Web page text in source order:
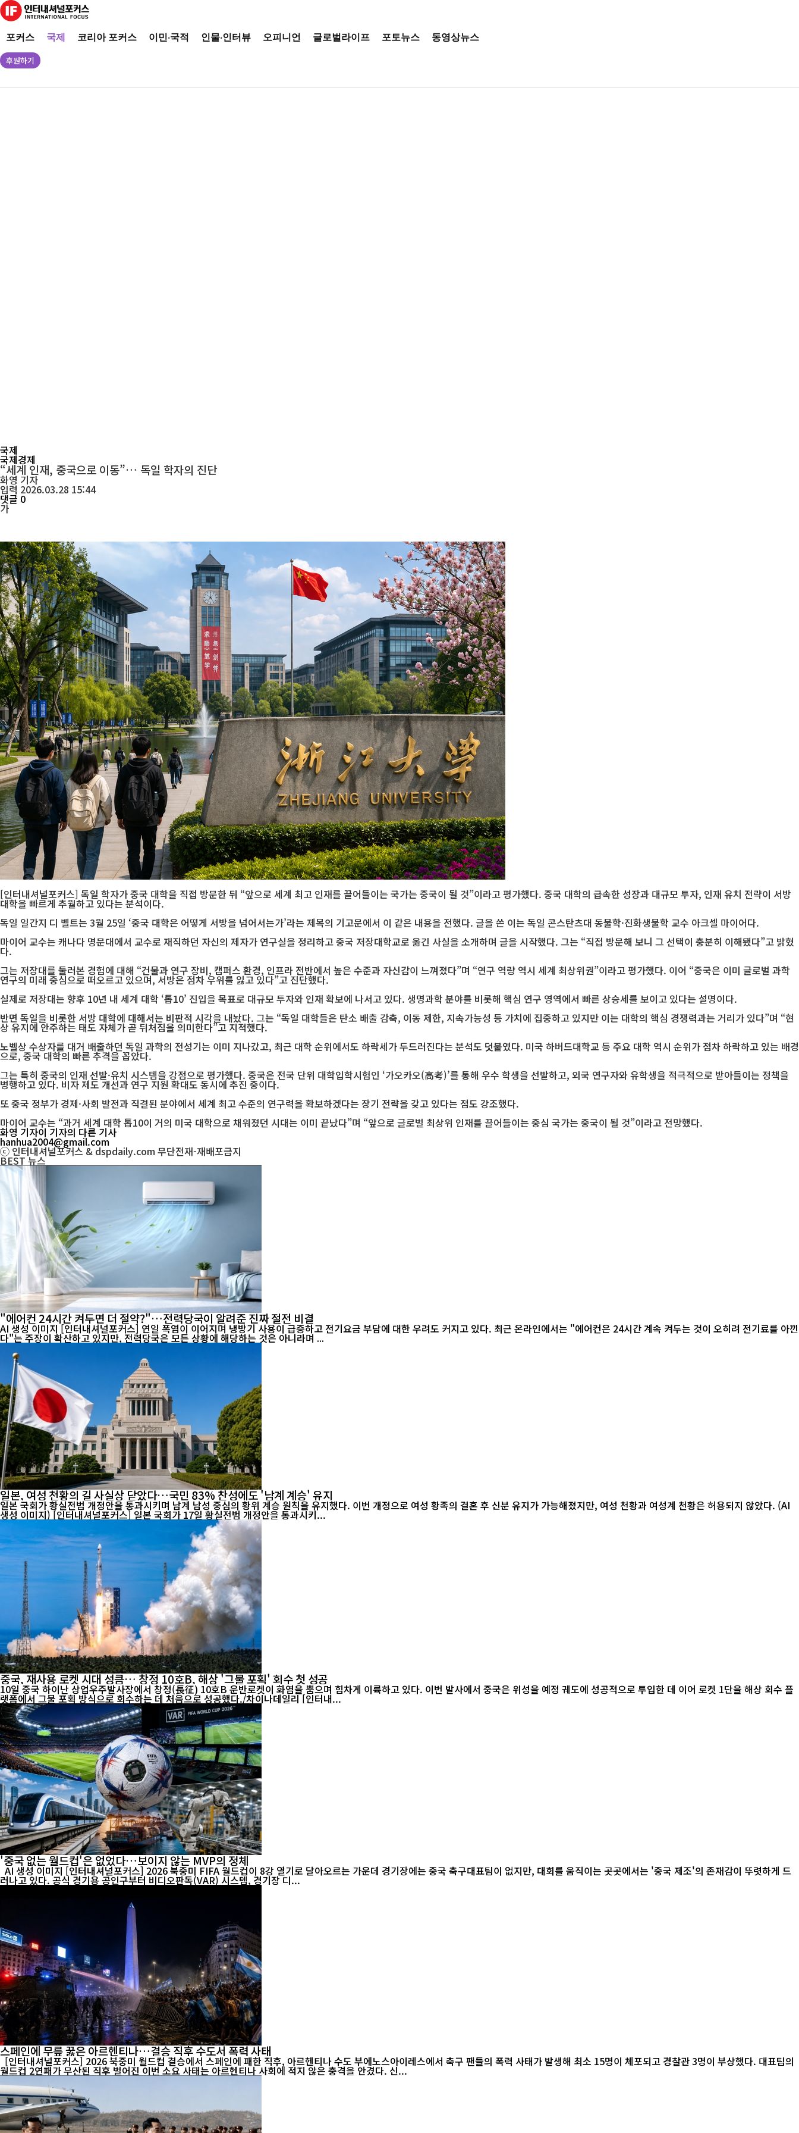
포커스 국제 코리아 포커스 이민·국적 인물·인터뷰 오피니언 글로벌라이프 포토뉴스 동영상뉴스
후원하기
국제
국제경제
“세계 인재, 중국으로 이동”… 독일 학자의 진단
화영 기자
입력 2026.03.28 15:44
댓글 0
가
[인터내셔널포커스] 독일 학자가 중국 대학을 직접 방문한 뒤 “앞으로 세계 최고 인재를 끌어들이는 국가는 중국이 될 것”이라고 평가했다. 중국 대학의 급속한 성장과 대규모 투자, 인재 유치 전략이 서방
대학을 빠르게 추월하고 있다는 분석이다.
독일 일간지 디 벨트는 3월 25일 ‘중국 대학은 어떻게 서방을 넘어서는가’라는 제목의 기고문에서 이 같은 내용을 전했다. 글을 쓴 이는 독일 콘스탄츠대 동물학·진화생물학 교수 아크셀 마이어다.
마이어 교수는 캐나다 명문대에서 교수로 재직하던 자신의 제자가 연구실을 정리하고 중국 저장대학교로 옮긴 사실을 소개하며 글을 시작했다. 그는 “직접 방문해 보니 그 선택이 충분히 이해됐다”고 밝혔
다.
그는 저장대를 둘러본 경험에 대해 “건물과 연구 장비, 캠퍼스 환경, 인프라 전반에서 높은 수준과 자신감이 느껴졌다”며 “연구 역량 역시 세계 최상위권”이라고 평가했다. 이어 “중국은 이미 글로벌 과학
연구의 미래 중심으로 떠오르고 있으며, 서방은 점차 우위를 잃고 있다”고 진단했다.
실제로 저장대는 향후 10년 내 세계 대학 ‘톱10’ 진입을 목표로 대규모 투자와 인재 확보에 나서고 있다. 생명과학 분야를 비롯해 핵심 연구 영역에서 빠른 상승세를 보이고 있다는 설명이다.
반면 독일을 비롯한 서방 대학에 대해서는 비판적 시각을 내놨다. 그는 “독일 대학들은 탄소 배출 감축, 이동 제한, 지속가능성 등 가치에 집중하고 있지만 이는 대학의 핵심 경쟁력과는 거리가 있다”며 “현
상 유지에 안주하는 태도 자체가 곧 뒤처짐을 의미한다”고 지적했다.
노벨상 수상자를 대거 배출하던 독일 과학의 전성기는 이미 지나갔고, 최근 대학 순위에서도 하락세가 두드러진다는 분석도 덧붙였다. 미국 하버드대학교 등 주요 대학 역시 순위가 점차 하락하고 있는 배경
으로, 중국 대학의 빠른 추격을 꼽았다.
그는 특히 중국의 인재 선발·유치 시스템을 강점으로 평가했다. 중국은 전국 단위 대학입학시험인 ‘가오카오(高考)’를 통해 우수 학생을 선발하고, 외국 연구자와 유학생을 적극적으로 받아들이는 정책을
병행하고 있다. 비자 제도 개선과 연구 지원 확대도 동시에 추진 중이다.
또 중국 정부가 경제·사회 발전과 직결된 분야에서 세계 최고 수준의 연구력을 확보하겠다는 장기 전략을 갖고 있다는 점도 강조했다.
마이어 교수는 “과거 세계 대학 톱10이 거의 미국 대학으로 채워졌던 시대는 이미 끝났다”며 “앞으로 글로벌 최상위 인재를 끌어들이는 중심 국가는 중국이 될 것”이라고 전망했다.
화영 기자이 기자의 다른 기사
hanhua2004@gmail.com
ⓒ 인터내셔널포커스 & dspdaily.com 무단전재-재배포금지
BEST뉴스
"에어컨 24시간 켜두면 더 절약?"…전력당국이 알려준 진짜 절전 비결
AI 생성 이미지 [인터내셔널포커스] 연일 폭염이 이어지며 냉방기 사용이 급증하고 전기요금 부담에 대한 우려도 커지고 있다. 최근 온라인에서는 "에어컨은 24시간 계속 켜두는 것이 오히려 전기료를 아낀
다"는 주장이 확산하고 있지만, 전력당국은 모든 상황에 해당하는 것은 아니라며 ...
일본, 여성 천황의 길 사실상 닫았다…국민 83% 찬성에도 '남계 계승' 유지
일본 국회가 황실전범 개정안을 통과시키며 남계 남성 중심의 황위 계승 원칙을 유지했다. 이번 개정으로 여성 황족의 결혼 후 신분 유지가 가능해졌지만, 여성 천황과 여성계 천황은 허용되지 않았다. (AI
생성 이미지) [인터내셔널포커스] 일본 국회가 17일 황실전범 개정안을 통과시키...
중국, 재사용 로켓 시대 성큼… 창정 10호B, 해상 '그물 포획' 회수 첫 성공
10일 중국 하이난 상업우주발사장에서 창정(長征) 10호B 운반로켓이 화염을 뿜으며 힘차게 이륙하고 있다. 이번 발사에서 중국은 위성을 예정 궤도에 성공적으로 투입한 데 이어 로켓 1단을 해상 회수 플
랫폼에서 그물 포획 방식으로 회수하는 데 처음으로 성공했다./차이나데일리 [인터내...
'중국 없는 월드컵'은 없었다…보이지 않는 MVP의 정체
러나고 있다. 공식 경기용 공인구부터 비디오판독(VAR) 시스템, 경기장 디...
스페인에 무릎 꿇은 아르헨티나…결승 직후 수도서 폭력 사태
[인터내셔널포커스] 2026 북중미 월드컵 결승에서 스페인에 패한 직후, 아르헨티나 수도 부에노스아이레스에서 축구 팬들의 폭력 사태가 발생해 최소 15명이 체포되고 경찰관 3명이 부상했다. 대표팀의
월드컵 2연패가 무산된 직후 벌어진 이번 소요 사태는 아르헨티나 사회에 적지 않은 충격을 안겼다. 신...